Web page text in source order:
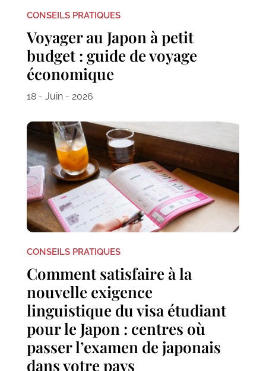
CONSEILS PRATIQUES
Voyager au Japon à petit
budget : guide de voyage
économique
18 - Juin - 2026
CONSEILS PRATIQUES
Comment satisfaire à la
nouvelle exigence
linguistique du visa étudiant
pour le Japon : centres où
passer l’examen de japonais
dans votre pays